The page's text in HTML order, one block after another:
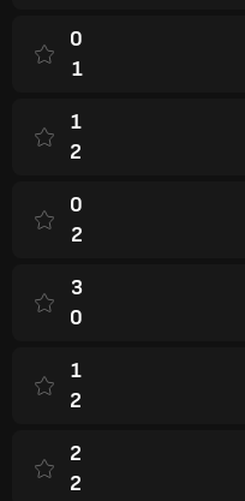
0
1
1
2
0
2
3
0
1
2
2
2